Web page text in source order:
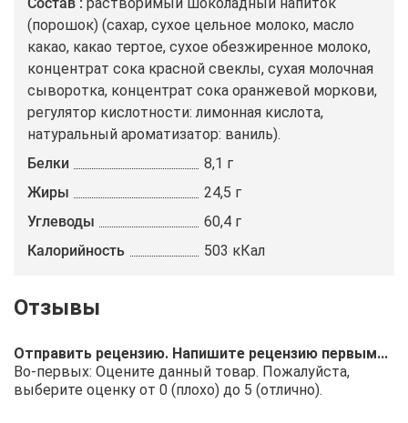
(порошок) (сахар, сухое цельное молоко, масло
какао, какао тертое, сухое обезжиренное молоко,
концентрат сока красной свеклы, сухая молочная
сыворотка, концентрат сока оранжевой моркови,
регулятор кислотности: лимонная кислота,
натуральный ароматизатор: ваниль).
Белки
8,1 г
Жиры
24,5 г
Углеводы
60,4 г
Калорийность
503 кКал
Отправить рецензию. Напишите рецензию первым...
Во-первых: Оцените данный товар. Пожалуйста,
выберите оценку от 0 (плохо) до 5 (отлично).